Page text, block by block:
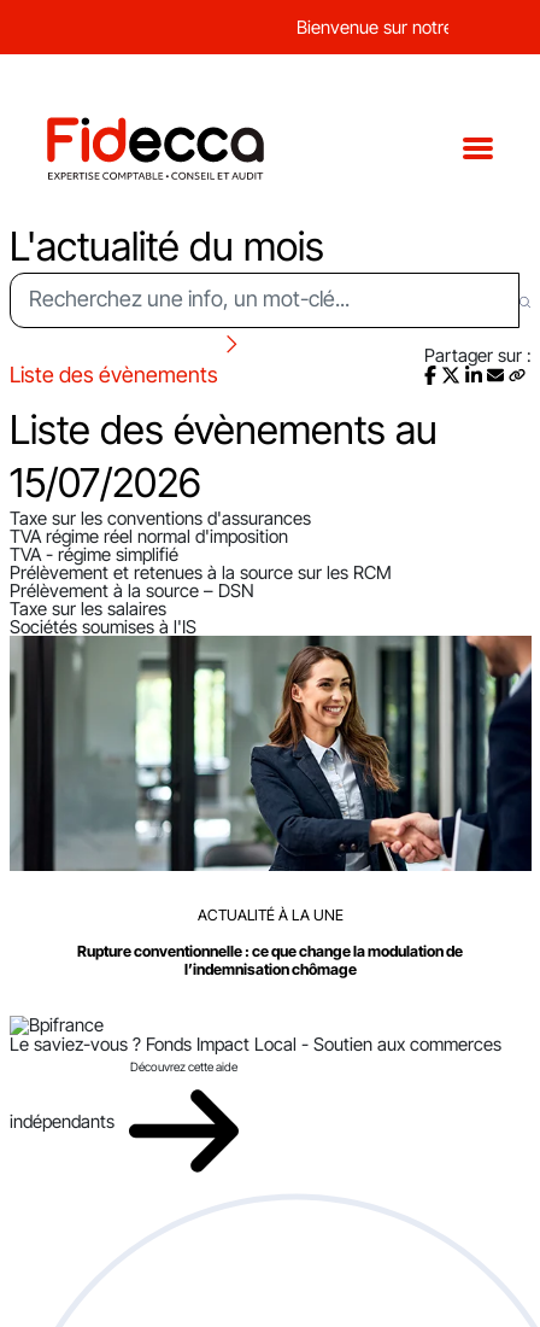
Bienvenue sur notre nouveau
L'actualité du mois
Liste des évènements
Partager sur :
Liste des évènements au
15/07/2026
Taxe sur les conventions d'assurances
TVA régime réel normal d'imposition
TVA - régime simplifié
Prélèvement et retenues à la source sur les RCM
Prélèvement à la source – DSN
Taxe sur les salaires
Sociétés soumises à l'IS
ACTUALITÉ À LA UNE
Rupture conventionnelle : ce que change la modulation de
l’indemnisation chômage
Le saviez-vous ? Fonds Impact Local - Soutien aux commerces
indépendants
Découvrez cette aide